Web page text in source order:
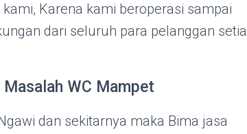
Karena kami beroperasi sampai
dari seluruh para pelanggan setia
WC Mampet
dan sekitarnya maka Bima jasa